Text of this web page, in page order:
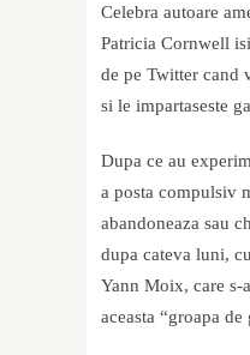
Celebra autoare
Patricia Cornwell
de pe Twitter cand
si le impartaseste
Dupa ce au
a posta compulsiv
abandoneaza sau
dupa cateva luni,
Yann Moix, care s-
aceasta “groapa